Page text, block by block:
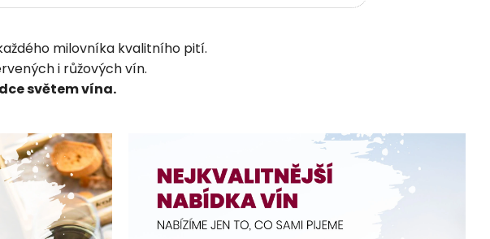
milovníka kvalitního pití.
i růžových vín.
světem vína.